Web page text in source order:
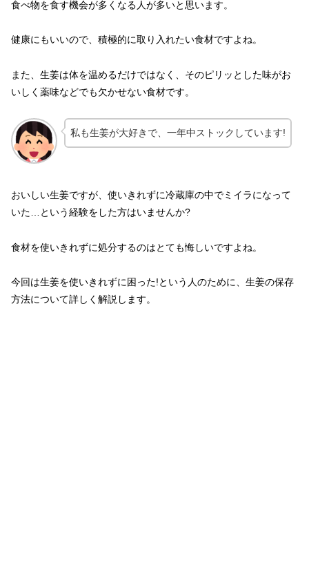
食べ物を食す機会が多くなる人が多いと思います。
健康にもいいので、積極的に取り入れたい食材ですよね。
また、生姜は体を温めるだけではなく、そのピリッとした味がお
いしく薬味などでも欠かせない食材です。
私も生姜が大好きで、一年中ストックしています!
おいしい生姜ですが、使いきれずに冷蔵庫の中でミイラになって
いた…という経験をした方はいませんか?
食材を使いきれずに処分するのはとても悔しいですよね。
今回は生姜を使いきれずに困った!という人のために、生姜の保存
方法について詳しく解説します。